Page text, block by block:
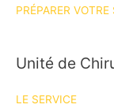
PRÉPARER
Unité de
LE SERVICE